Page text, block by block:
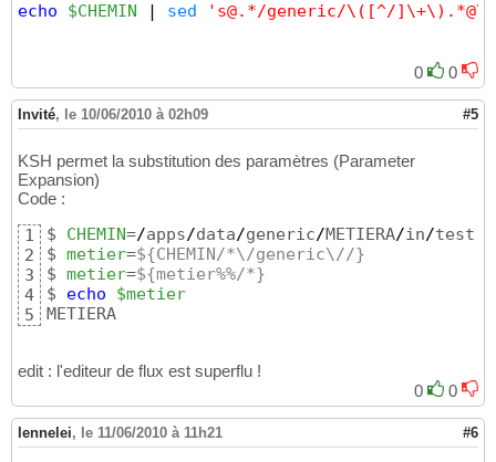
echo $CHEMIN sed 's@.*/generic/\([^/
0 0
Invité, le 10/06/2010 à 02h09 #5
KSH permet la substitution des paramètres (Parameter
Expansion)
Code :
1
2
3
4
5
$ CHEMIN=/apps/data/generic/METIERA/in/
$ metier=${CHEMIN/*\/generic\//}
$ metier=${metier%%/*}
$ echo
$metier
METIERA
edit : l'editeur de flux est superflu !
0
0
lennelei, le 11/06/2010 à 11h21 #6